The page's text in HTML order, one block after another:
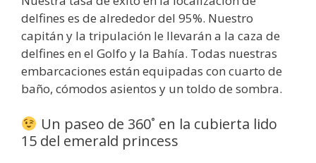
delfines es de alrededor del 95%. Nuestro
capitán y la tripulación le llevarán a la caza de
delfines en el Golfo y la Bahía. Todas nuestras
embarcaciones están equipadas con cuarto de
baño, cómodos asientos y un toldo de sombra.
Un paseo de 360˚ en la cubierta lido
15 del emerald princess